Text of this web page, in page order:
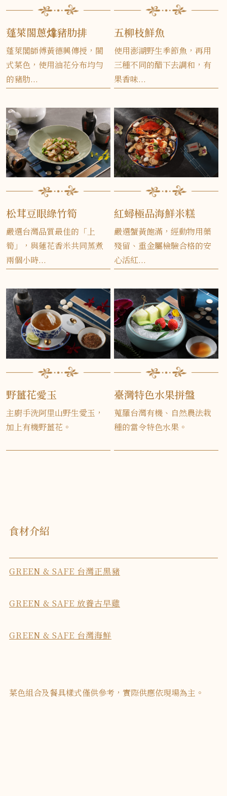
蓬萊閣蔥㸆豬肋排
蓬萊閣師傅黃德興傳授，閩
式菜色，使用油花分布均勻
的豬肋...
五柳枝鮮魚
使用澎湖野生季節魚，再用
三種不同的醋下去調和，有
果香味...
松茸豆眼綠竹筍
嚴選台灣品質最佳的「上
筍」，與蓮花香米共同蒸煮
兩個小時...
紅蟳極品海鮮米糕
嚴選蟹黃飽滿，經動物用藥
殘留、重金屬檢驗合格的安
心活紅...
野薑花愛玉
主廚手洗阿里山野生愛玉，
加上有機野薑花。
臺灣特色水果拼盤
蒐羅台灣有機、自然農法栽
種的當令特色水果。
食材介紹
GREEN & SAFE 台灣正黑豬
GREEN & SAFE 放養古早雞
GREEN & SAFE 台灣海鮮
菜色組合及餐具樣式僅供參考，實際供應依現場為主。